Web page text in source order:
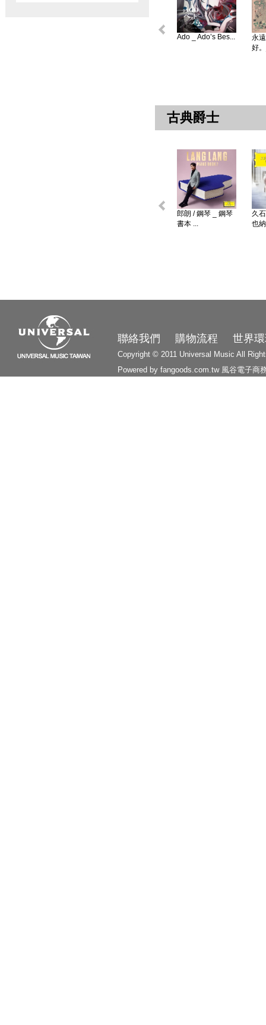
Ado _ Ado’s Bes...
永
好
古典爵士
郎朗 / 鋼琴 _ 鋼琴
書本 ...
久
也
聯絡我們 購物流程 世界
Copyright © 2011 Universal Music All
Powered by fangoods.com.tw 風谷電子商